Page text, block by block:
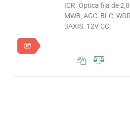
ICR. Óptica fija de
MWB, AGC, BLC,
3AXIS. 12V CC.